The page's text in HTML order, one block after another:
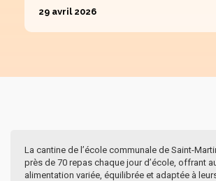
29 avril 2026
La cantine de l’école communale de Saint-
près de 70 repas chaque jour d’école, offrant
alimentation variée, équilibrée et adaptée à